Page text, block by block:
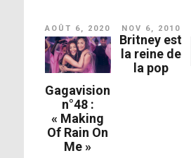
AOÛT 6, 2020
Gagavision
n°48 :
« Making
Of Rain On
Me »
NOV 6, 2010
Britney est
la reine de
la pop